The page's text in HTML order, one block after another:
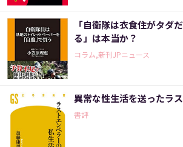
「自衛隊は衣食住がタダ
る」は本当か？
コラム,新刊JPニュース
異常な性生活を送ったラ
書評